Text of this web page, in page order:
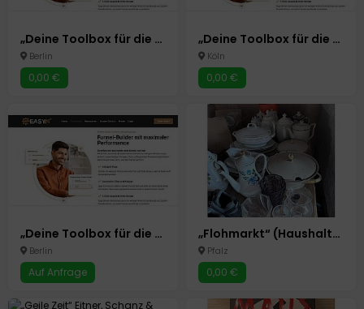
„Deine Toolbox für die Zukunft: KI-Lösungen für Business, Marketing & Erfolg“
Berlin
0,00 €
„Deine Toolbox für die Zukunft: KI-Lösungen für Business, Marketing & Erfolg“
Köln
0,00 €
„Deine Toolbox für die Zukunft: KI-Lösungen für Business, Marketing & Erfolg“
Berlin
Auf Anfrage
„Flohmarkt“ (Haushaltsauflösung)
Pfalz
0,00 €